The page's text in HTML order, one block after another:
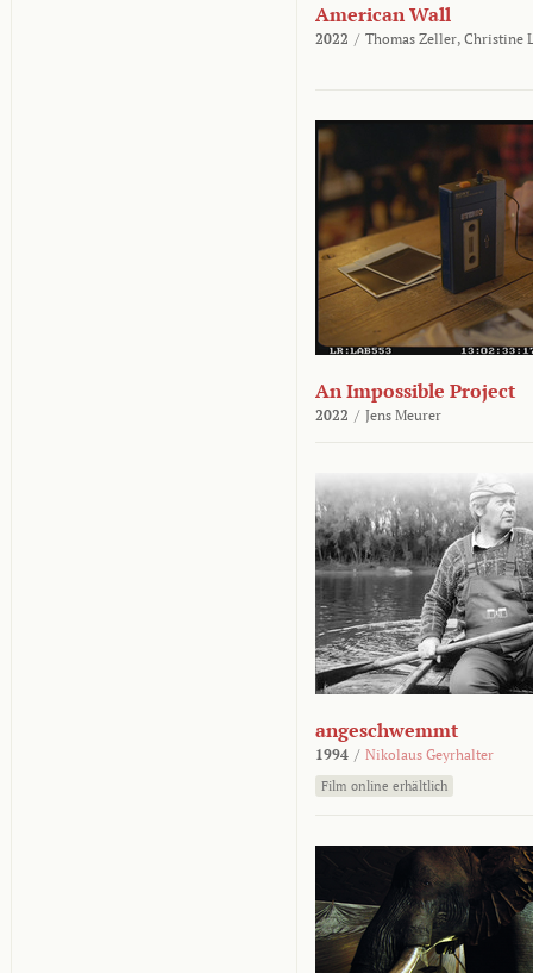
American Wall
2022 / Thomas Zeller, Christine
An Impossible Project
2022 / Jens Meurer
angeschwemmt
1994 / Nikolaus Geyrhalter
Film online erhältlich